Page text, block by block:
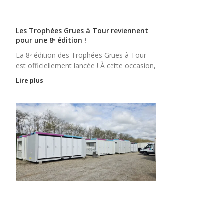
Les Trophées Grues à Tour reviennent
pour une 8ᵉ édition !
La 8ᵉ édition des Trophées Grues à Tour
est officiellement lancée ! À cette occasion,
Lire plus